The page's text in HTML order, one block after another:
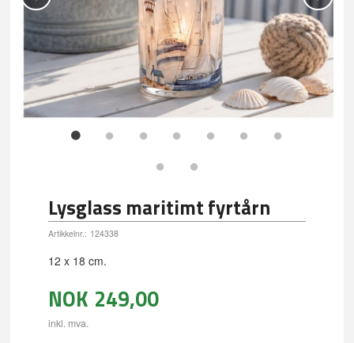
Lysglass maritimt fyrtårn
Artikkelnr.: 124338
12 x 18 cm.
NOK 249,00
inkl. mva.